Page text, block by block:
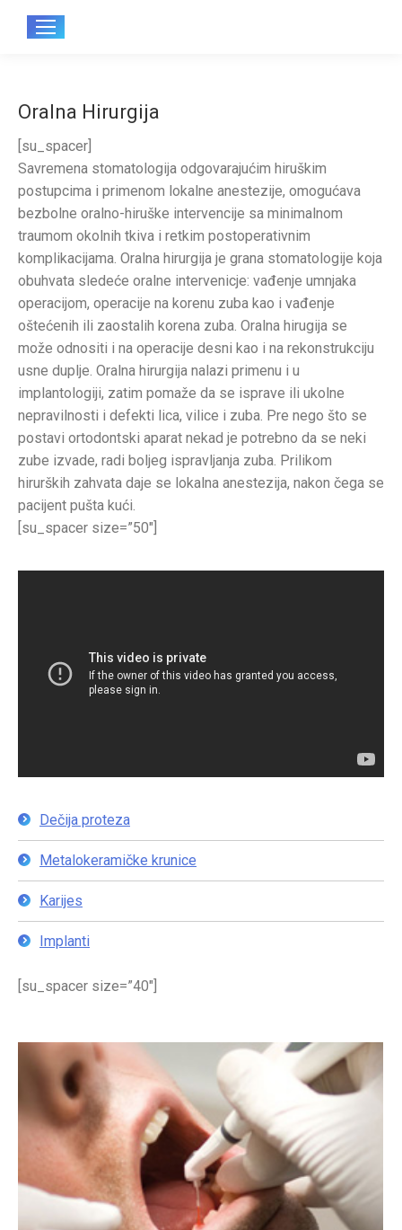
Oralna Hirurgija
[su_spacer]
Savremena stomatologija odgovarajućim hiruškim
postupcima i primenom lokalne anestezije, omogućava
bezbolne oralno-hiruške intervencije sa minimalnom
traumom okolnih tkiva i retkim postoperativnim
komplikacijama. Oralna hirurgija je grana stomatologije koja
obuhvata sledeće oralne intervenicje: vađenje umnjaka
operacijom, operacije na korenu zuba kao i vađenje
oštećenih ili zaostalih korena zuba. Oralna hirugija se
može odnositi i na operacije desni kao i na rekonstrukciju
usne duplje. Oralna hirurgija nalazi primenu i u
implantologiji, zatim pomaže da se isprave ili ukolne
nepravilnosti i defekti lica, vilice i zuba. Pre nego što se
postavi ortodontski aparat nekad je potrebno da se neki
zube izvade, radi boljeg ispravljanja zuba. Prilikom
hirurških zahvata daje se lokalna anestezija, nakon čega se
pacijent pušta kući.
[su_spacer size=”50″]
Dečija proteza
Metalokeramičke krunice
Karijes
Implanti
[su_spacer size=”40″]